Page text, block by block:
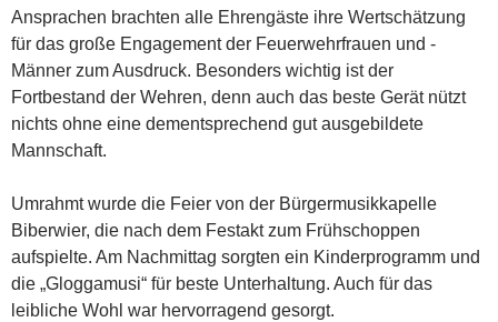
Ansprachen brachten alle Ehrengäste ihre Wertschätzung
für das große Engagement der Feuerwehrfrauen und -
Männer zum Ausdruck. Besonders wichtig ist der
Fortbestand der Wehren, denn auch das beste Gerät nützt
nichts ohne eine dementsprechend gut ausgebildete
Mannschaft.
Umrahmt wurde die Feier von der Bürgermusikkapelle
Biberwier, die nach dem Festakt zum Frühschoppen
aufspielte. Am Nachmittag sorgten ein Kinderprogramm und
die „Gloggamusi“ für beste Unterhaltung. Auch für das
leibliche Wohl war hervorragend gesorgt.